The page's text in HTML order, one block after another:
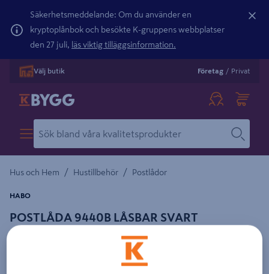
Säkerhetsmeddelande: Om du använder en
kryptoplånbok och besökte K-gruppens webbplatser
den 27 juli, läs viktig tilläggsinformation.
Välj butik Företag / Privat
Hus och Hem / Hustillbehör / Postlådor
POSTLÅDA 9440B LÅSBAR SVART
1000X360MM
HABO
Detaljerad beskrivning finns i produktbeskrivningsområdet